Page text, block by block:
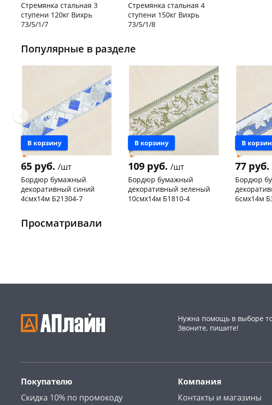
Стремянка стальная 3
ступени 120кг Вихрь
73/5/1/7
Стремянка стальная 4
ступени 150кг Вихрь
73/5/1/8
Популярные в разделе
В корзину
65 руб. /шт
Бордюр бумажный
декоративный синий
4смх14м Б21304-7
Код товара
130166
В корзину
109 руб. /шт
Бордюр бумажный
декоративный зеленый
10смх14м Б1810-4
В
77 руб.
Бордюр
6смх14м
Просматривали
Нужна помощь в выборе
Звоните, пишите!
Покупателю
Скидка 10% по промокоду
Компания
Контакты и магазины